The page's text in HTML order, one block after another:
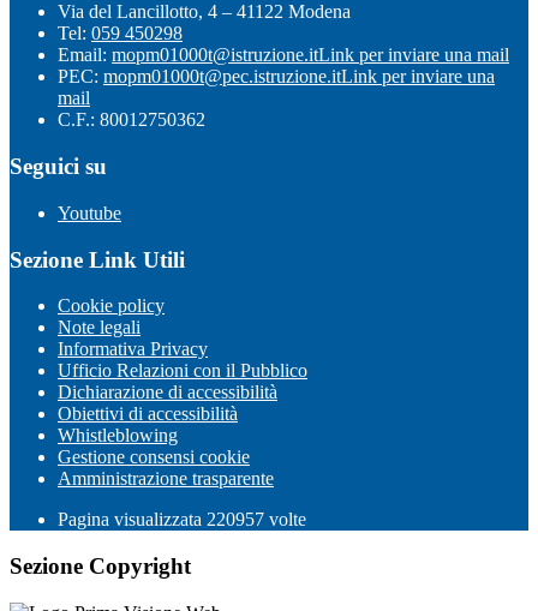
Via del Lancillotto, 4 – 41122 Modena
Tel: 059 450298
Email: mopm01000t@istruzione.itLink per inviare una mail
PEC: mopm01000t@pec.istruzione.itLink per inviare una
mail
C.F.: 80012750362
Seguici su
Youtube
Sezione Link Utili
Cookie policy
Note legali
Informativa Privacy
Ufficio Relazioni con il Pubblico
Dichiarazione di accessibilità
Obiettivi di accessibilità
Whistleblowing
Gestione consensi cookie
Amministrazione trasparente
Pagina visualizzata 220957 volte
Sezione Copyright